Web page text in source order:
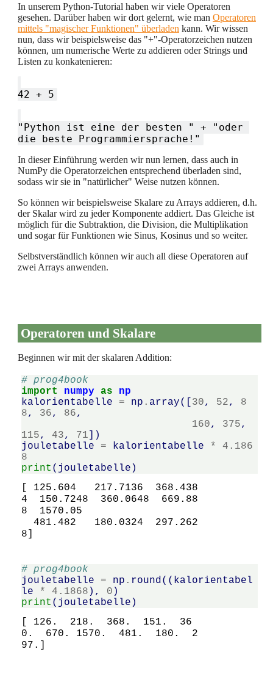
In unserem Python-Tutorial haben wir viele Operatoren
gesehen. Darüber haben wir dort gelernt, wie man Operatoren
mittels "magischer Funktionen" überladen kann. Wir wissen
nun, dass wir beispielsweise das "+"-Operatorzeichen nutzen
können, um numerische Werte zu addieren oder Strings und
Listen zu konkatenieren:
"Python ist eine der besten " + "oder
In dieser Einführung werden wir nun lernen, dass auch in
NumPy die Operatorzeichen entsprechend überladen sind,
sodass wir sie in "natürlicher" Weise nutzen können.
So können wir beispielsweise Skalare zu Arrays addieren, d.h.
der Skalar wird zu jeder Komponente addiert. Das Gleiche ist
möglich für die Subtraktion, die Division, die Multiplikation
und sogar für Funktionen wie Sinus, Kosinus und so weiter.
Selbstverständlich können wir auch all diese Operatoren auf
zwei Arrays anwenden.
Operatoren und Skalare
Beginnen wir mit der skalaren Addition:
# prog4book
import
numpy as
np
kalorientabelle
= np . array([ 30, 52,
8
8, 36, 86,
160, 375,
115, 43, 71 ])
jouletabelle
= kalorientabelle *
4.186
8
print ( jouletabelle )
[ 125.604   217.7136  368.438
4  150.7248  360.0648  669.88
8  1570.05
  481.482   180.0324  297.262
# prog4book
jouletabelle
= np . round(( kalorientabel
le
* 4.1868 ), 0 )
print ( jouletabelle )
[ 126.  218.  368.  151.  36
0.  670. 1570.  481.  180.  2